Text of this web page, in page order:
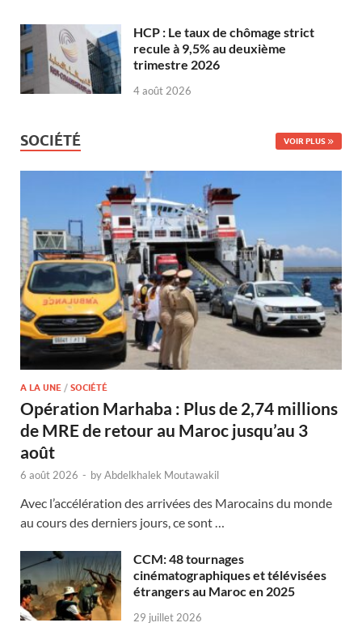
HCP : Le taux de chômage strict
recule à 9,5% au deuxième
trimestre 2026
4 août 2026
SOCIÉTÉ VOIR PLUS
A LA UNE / SOCIÉTÉ
Opération Marhaba : Plus de 2,74 millions
de MRE de retour au Maroc jusqu’au 3
août
6 août 2026 - byAbdelkhalek Moutawakil
Avec l’accélération des arrivées des Marocains du monde
au cours des derniers jours, ce sont …
CCM: 48 tournages
cinématographiques et télévisées
étrangers au Maroc en 2025
29 juillet 2026